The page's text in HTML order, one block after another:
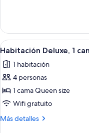
dobles,
para
no
fumadores
doble
Deluxe,
2
dobles,
para
fumadores
Ver
todas
las
fotos
de
Habitación
Deluxe,
5
Habitación Deluxe, 1
1 habitación
4 personas
1 cama Queen size
Wifi gratuito
Más detalles
Más